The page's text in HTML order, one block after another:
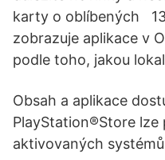
karty o oblíbených
zobrazuje aplikace v
podle toho, jakou
Obsah a aplikace
PlayStation®Store lze
aktivovaných